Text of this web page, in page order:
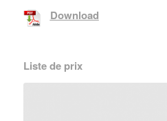
Download
Liste de prix